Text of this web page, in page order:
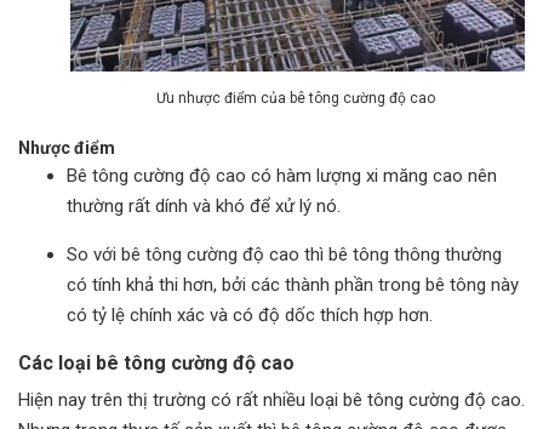
Ưu nhược điểm của bê tông cường độ cao
Nhược điểm
Bê tông cường độ cao có hàm lượng xi măng cao nên
thường rất dính và khó để xử lý nó.
So với bê tông cường độ cao thì bê tông thông thường
có tính khả thi hơn, bởi các thành phần trong bê tông này
có tỷ lệ chính xác và có độ dốc thích hợp hơn.
Các loại bê tông cường độ cao
Hiện nay trên thị trường có rất nhiều loại bê tông cường độ cao.